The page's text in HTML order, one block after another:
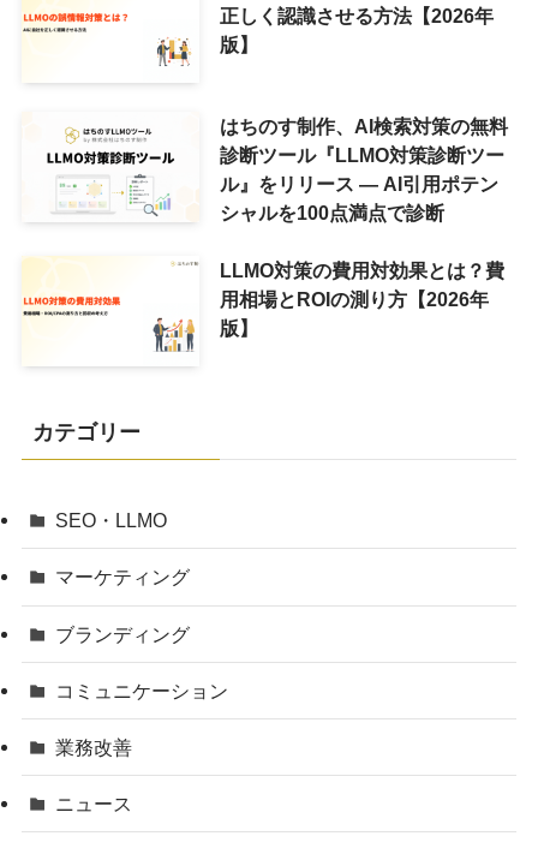
正しく認識させる方法【2026年
版】
はちのす制作、AI検索対策の無料
診断ツール『LLMO対策診断ツー
ル』をリリース ― AI引用ポテン
シャルを100点満点で診断
LLMO対策の費用対効果とは？費
用相場とROIの測り方【2026年
版】
カテゴリー
SEO・LLMO
マーケティング
ブランディング
コミュニケーション
業務改善
ニュース